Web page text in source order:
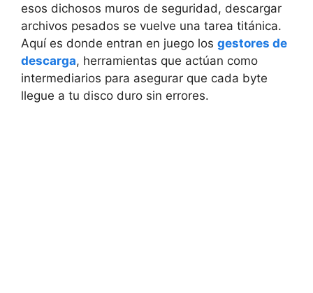
esos dichosos muros de seguridad, descargar
archivos pesados se vuelve una tarea titánica.
Aquí es donde entran en juego los gestores de
descarga, herramientas que actúan como
intermediarios para asegurar que cada byte
llegue a tu disco duro sin errores.